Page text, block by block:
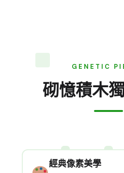
GENETIC
砌憶積木
經典像素美學